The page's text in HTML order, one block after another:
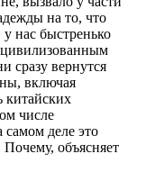
на то, что
нас быстренько
сразу вернутся
включая
китайских
числе
деле это
объясняет